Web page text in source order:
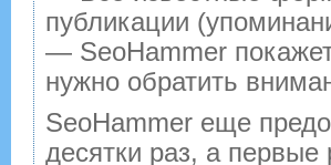
публикации
— SeoHammer
нужно обратить
SeoHammer еще
десятки раз, а первые